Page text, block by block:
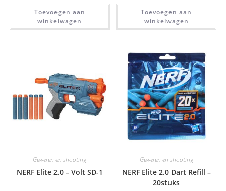
Toevoegen aan
winkelwagen
Toevoegen aan
winkelwagen
Geweren en shooting
NERF Elite 2.0 – Volt SD-1
Geweren en shooting
NERF Elite 2.0 Dart Refill –
20stuks